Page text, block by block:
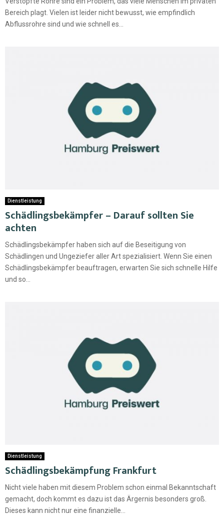
Bereich plagt. Vielen ist leider nicht bewusst, wie empfindlich
Abflussrohre sind und wie schnell es...
Dienstleistung
Schädlingsbekämpfer – Darauf sollten Sie
achten
Schädlingsbekämpfer haben sich auf die Beseitigung von
Schädlingen und Ungeziefer aller Art spezialisiert. Wenn Sie einen
Schädlingsbekämpfer beauftragen, erwarten Sie sich schnelle Hilfe
und so...
Dienstleistung
Schädlingsbekämpfung Frankfurt
Nicht viele haben mit diesem Problem schon einmal Bekanntschaft
gemacht, doch kommt es dazu ist das Ärgernis besonders groß.
Dieses kann nicht nur eine finanzielle...